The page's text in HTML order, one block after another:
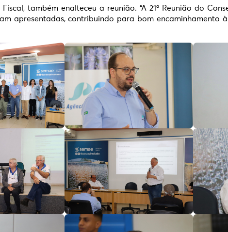
também enalteceu a reunião. “A 21ª Reunião do
apresentadas, contribuindo para bom encaminhamento